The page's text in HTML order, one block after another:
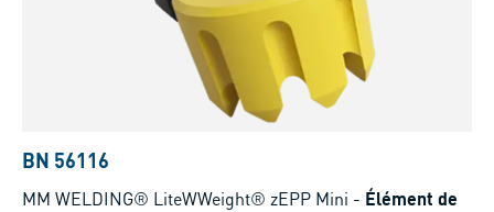
BN 56116
MM WELDING® LiteWWeight® zEPP Mini - Élément de